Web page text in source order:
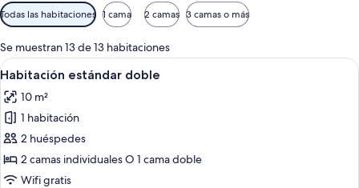
Filtros
disponibles
para
las
habitaciones
Todas las habitaciones 1 cama 2 camas 3 camas o más
Se muestran 13 de 13 habitaciones
Abrir
todas
las
fotos
de
Habitación
estándar
Una habitación de hotel con una
6
Habitación estándar doble
10 m²
1 habitación
2 huéspedes
2 camas individuales O 1 cama doble
Wifi gratis